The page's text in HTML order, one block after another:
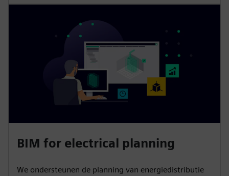
BIM for electrical planning
We ondersteunen de planning van energiedistributie